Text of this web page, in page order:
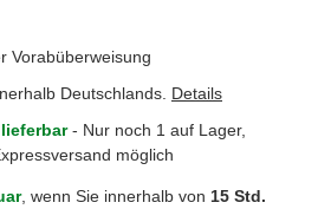
Vorabüberweisung
Deutschlands. Details
- Nur noch 1 auf Lager,
möglich
, wenn Sie innerhalb von 15 Std.